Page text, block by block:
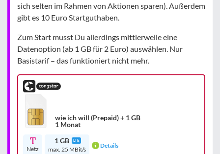
sich selten im Rahmen von Aktionen sparen). Außerdem
gibt es 10 Euro Startguthaben.
Zum Start musst Du allerdings mittlerweile eine
Datenoption (ab 1 GB für 2 Euro) auswählen. Nur
Basistarif – das funktioniert nicht mehr.
wie ich will (Prepaid) + 1 GB
1 Monat
Netz
1 GB LTE
max. 25 MBit/s
Details